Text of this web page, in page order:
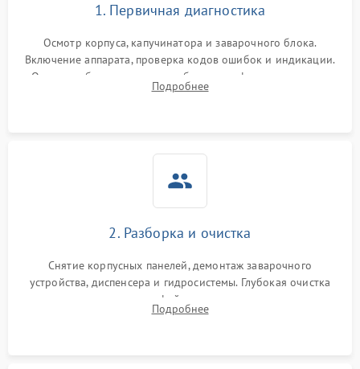
1. Первичная диагностика
Осмотр корпуса, капучинатора и заварочного блока.
Включение аппарата, проверка кодов ошибок и индикации.
Оценка работы помпы, термоблока и кофемолки на слух.
Измерение температуры и давления воды для выявления
Подробнее
2. Разборка и очистка
Снятие корпусных панелей, демонтаж заварочного
устройства, диспенсера и гидросистемы. Глубокая очистка
внутренних узлов от кофейных масел, жмыха и накипи.
Промывка дренажных каналов и фильтров с использованием
Подробнее